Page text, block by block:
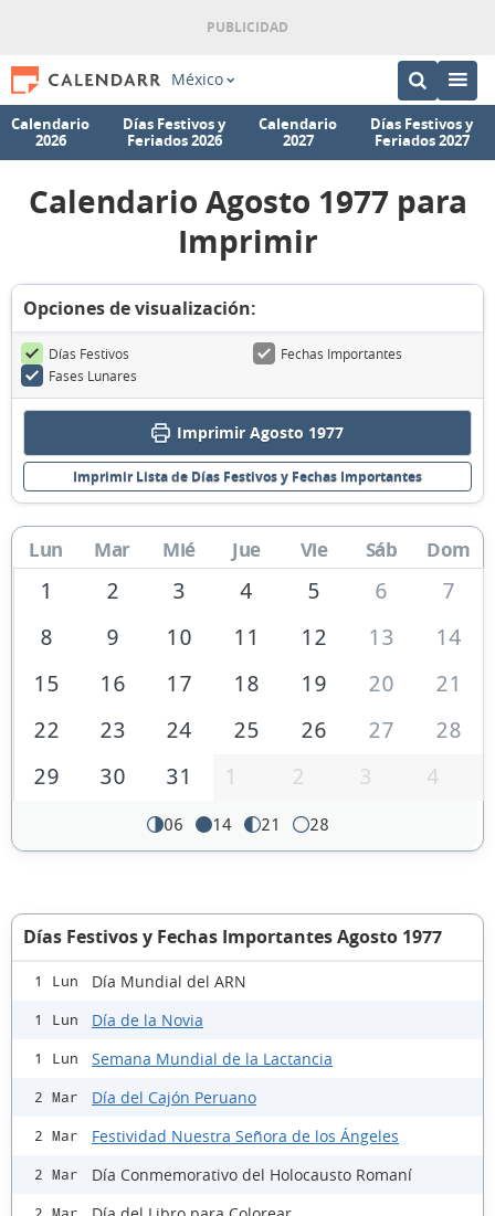
México
Calendario
2026
Días Festivos y
Feriados 2026
Calendario
2027
Días Festivos y
Feriados 2027
Calendario Agosto 1977 para
Imprimir
Opciones de visualización:
Días Festivos
Fechas Importantes
Fases Lunares
Imprimir Agosto 1977
Imprimir Lista de Días Festivos y Fechas Importantes
Lun Mar Mié Jue Vie Sáb Dom
1 2 3 4 5 6
7
8
9 10 11 12 13
14
15
16 17 18 19 20
21
22
23 24 25 26 27
28
29
30 31 1 2 3 4
06 14 21 28
Días Festivos y Fechas Importantes Agosto 1977
1 Lun Día Mundial del ARN
1 Lun Día de la Novia
1 Lun Semana Mundial de la Lactancia
2 Mar Día del Cajón Peruano
2 Mar Festividad Nuestra Señora de los Ángeles
2 Mar Día Conmemorativo del Holocausto Romaní